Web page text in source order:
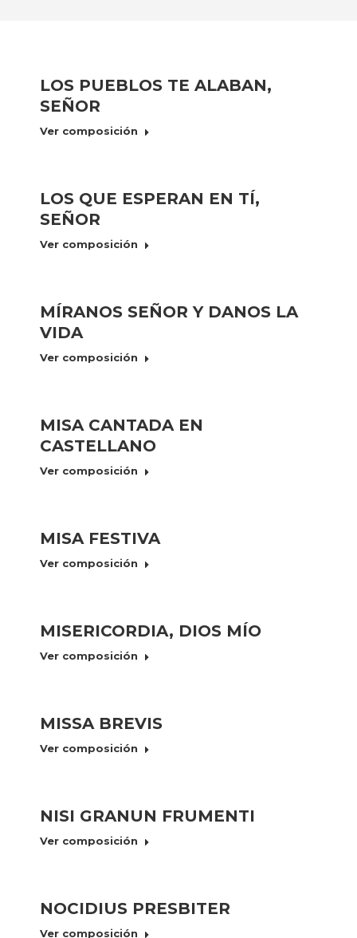
LOS PUEBLOS TE ALABAN,
SEÑOR
Ver composición
LOS QUE ESPERAN EN TÍ,
SEÑOR
Ver composición
MÍRANOS SEÑOR Y DANOS LA
VIDA
Ver composición
MISA CANTADA EN
CASTELLANO
Ver composición
MISA FESTIVA
Ver composición
MISERICORDIA, DIOS MÍO
Ver composición
MISSA BREVIS
Ver composición
NISI GRANUN FRUMENTI
Ver composición
NOCIDIUS PRESBITER
Ver composición